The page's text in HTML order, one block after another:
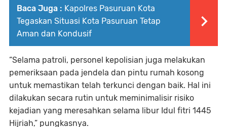
Baca Juga : Kapolres Pasuruan Kota
Tegaskan Situasi Kota Pasuruan Tetap
Aman dan Kondusif
“Selama patroli, personel kepolisian juga melakukan
pemeriksaan pada jendela dan pintu rumah kosong
untuk memastikan telah terkunci dengan baik. Hal ini
dilakukan secara rutin untuk meminimalisir risiko
kejadian yang meresahkan selama libur Idul fitri 1445
Hijriah,” pungkasnya.